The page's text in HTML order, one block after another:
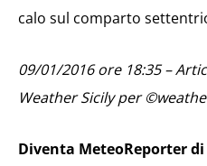
calo sul comparto
09/01/2016 ore 18:35 –
Weather Sicily per
Diventa MeteoReporter